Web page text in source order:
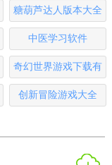
糖葫芦达人版本大全
中医学习软件
奇幻世界游戏下载有
哪些
创新冒险游戏大全